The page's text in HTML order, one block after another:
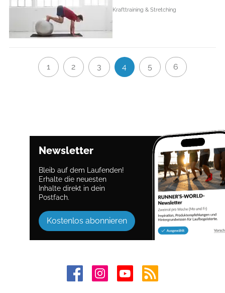
Krafttraining & Stretching
1 2 3 4 5 6
Newsletter
Bleib auf dem Laufenden!
Erhalte die neuesten
Inhalte direkt in dein
Postfach.
Kostenlos abonnieren